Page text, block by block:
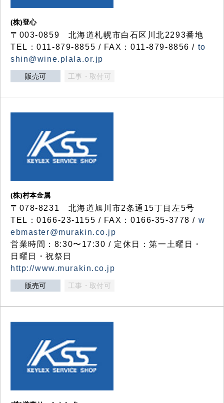
(株)登心
〒003-0859 北海道札幌市白石区川北2293番地
TEL：011-879-8855 / FAX：011-879-8856 / to
shin@wine.plala.or.jp
販売可 工事・取付可
(株)村本金属
〒078-8231 北海道旭川市2条通15丁目左5号
TEL：0166-23-1155 / FAX：0166-35-3778 / w
ebmaster@murakin.co.jp
営業時間：8:30〜17:30 / 定休日：第一土曜日・
日曜日・祝祭日
http://www.murakin.co.jp
販売可 工事・取付可